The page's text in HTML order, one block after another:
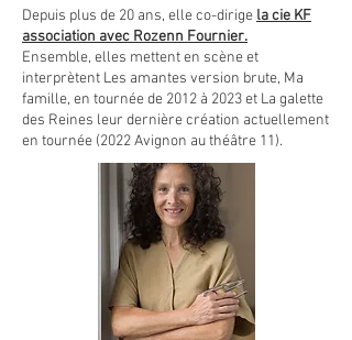
Depuis plus de 20 ans, elle co-dirige la cie KF
association avec Rozenn Fournier.
Ensemble, elles mettent en scène et
interprètent Les amantes version brute, Ma
famille, en tournée de 2012 à 2023 et La galette
des Reines leur dernière création actuellement
en tournée (2022 Avignon au théâtre 11).